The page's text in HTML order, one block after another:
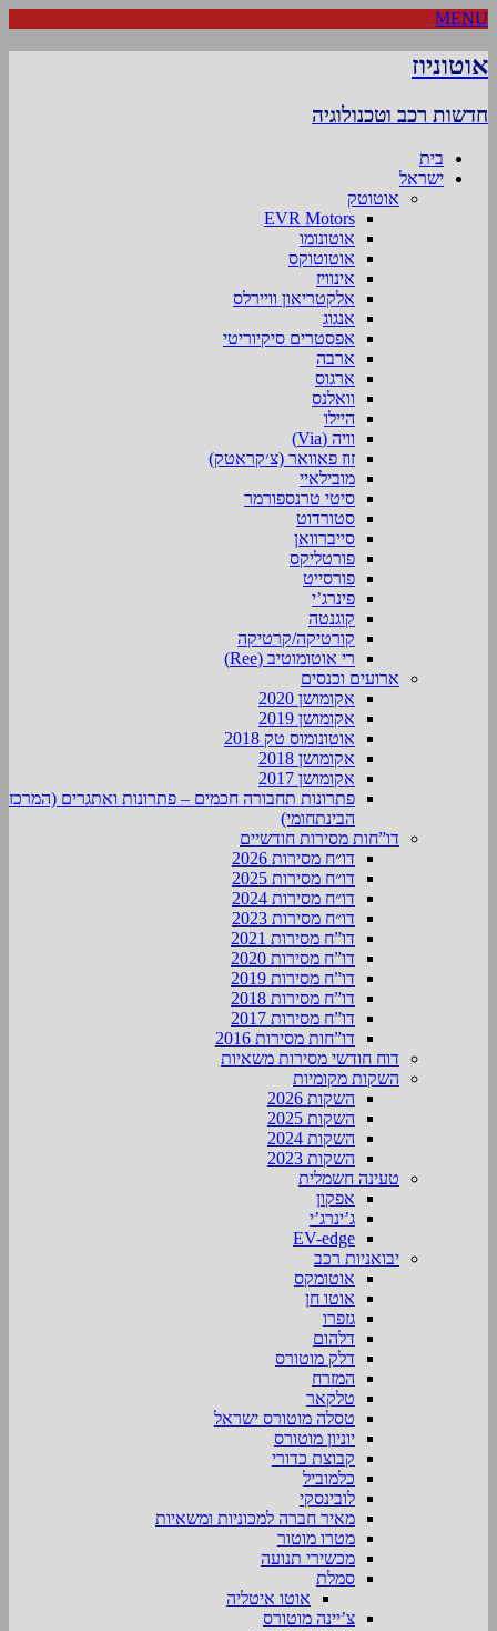
MENU
אוטוניוז
חדשות רכב וטכנולוגיה
בית
ישראל
אוטוטק
EVR Motors
אוטונומו
אוטוטוקס
אינוויז
אלקטריאון וויירלס
אנגוג
אפסטרים סיקיוריטי
ארבה
ארגוס
וואלנס
היילו
וויה (Via)
זוז פאוואר (צ׳קראטק)
מובילאיי
סיטי טרנספורמר
סטורדוט
סייברוואן
פורטליקס
פורסייט
פינרג’י
קוגנטה
קורטיקה/קרטיקה
רי אוטומוטיב (Ree)
ארועים וכנסים
אקומושן 2020
אקומושן 2019
אוטונומוס טק 2018
אקומושן 2018
אקומושן 2017
פתרונות תחבורה חכמים – פתרונות ואתגרים (המרכז
הבינתחומי)
דו”חות מסירות חודשיים
דו״ח מסירות 2026
דו״ח מסירות 2025
דו״ח מסירות 2024
דו״ח מסירות 2023
דו”ח מסירות 2021
דו”ח מסירות 2020
דו”ח מסירות 2019
דו”ח מסירות 2018
דו”ח מסירות 2017
דו”חות מסירות 2016
דוח חודשי מסירות משאיות
השקות מקומיות
השקות 2026
השקות 2025
השקות 2024
השקות 2023
טעינה חשמלית
אפקון
ג’ינרג’י
EV-edge
יבואניות רכב
אוטומקס
אוטו חן
גזפרו
דלהום
דלק מוטורס
המזרח
טלקאר
טסלה מוטורס ישראל
יוניון מוטורס
קבוצת כדורי
כלמוביל
לובינסקי
מאיר חברה למכוניות ומשאיות
מטרו מוטור
מכשירי תנועה
סמלת
אוטו איטליה
צ’יינה מוטורס